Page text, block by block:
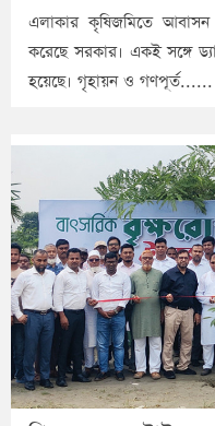
এলাকার কৃষিজমিতে আবাসন
করেছে সরকার। একই সঙ্গে
হয়েছে। গৃহায়ন ও